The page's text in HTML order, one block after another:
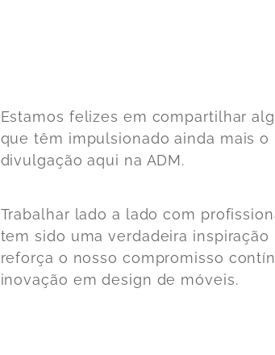
Estamos felizes em compartilhar
que têm impulsionado ainda mais o
divulgação aqui na ADM.
Trabalhar lado a lado com
tem sido uma verdadeira inspiração
reforça o nosso compromisso
inovação em design de móveis.